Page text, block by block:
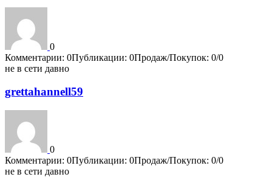
0
Комментарии: 0Публикации: 0Продаж/Покупок: 0/0
не в сети давно
grettahannell59
0
Комментарии: 0Публикации: 0Продаж/Покупок: 0/0
не в сети давно